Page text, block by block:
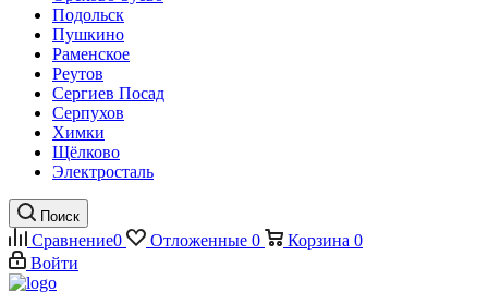
Подольск
Пушкино
Раменское
Реутов
Сергиев Посад
Серпухов
Химки
Щёлково
Электросталь
Поиск
Сравнение0 Отложенные 0 Корзина 0
Войти